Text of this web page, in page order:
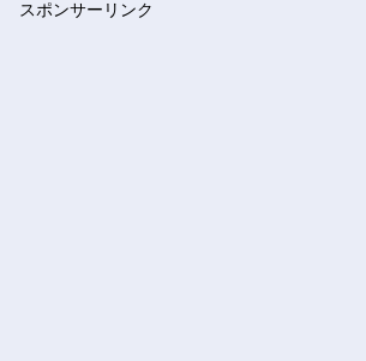
スポンサーリンク